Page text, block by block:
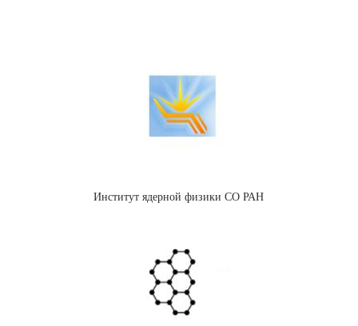
Институт ядерной физики СО РАН